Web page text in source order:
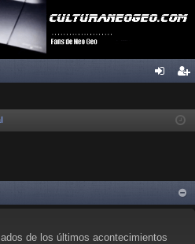
ist
e
de los últimos acontecimientos